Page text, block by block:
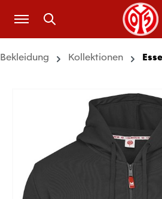
Zum Hauptinhalt springen
Bekleidung Kollektionen